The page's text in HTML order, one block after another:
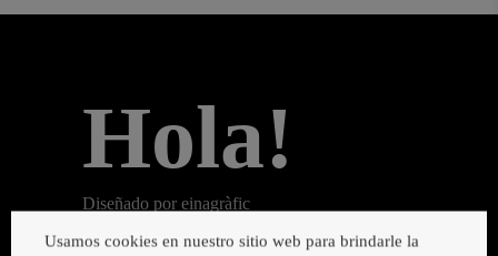
Hola!
Diseñado por einagràfic
Grupo Einatec
Usamos cookies en nuestro sitio web para brindarle la